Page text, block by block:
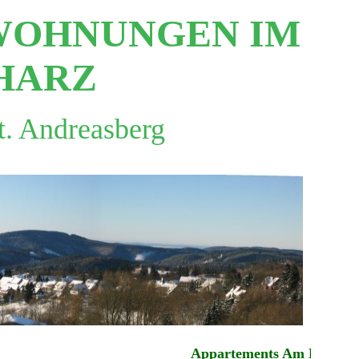
IM
Andreasberg
Appartements Am